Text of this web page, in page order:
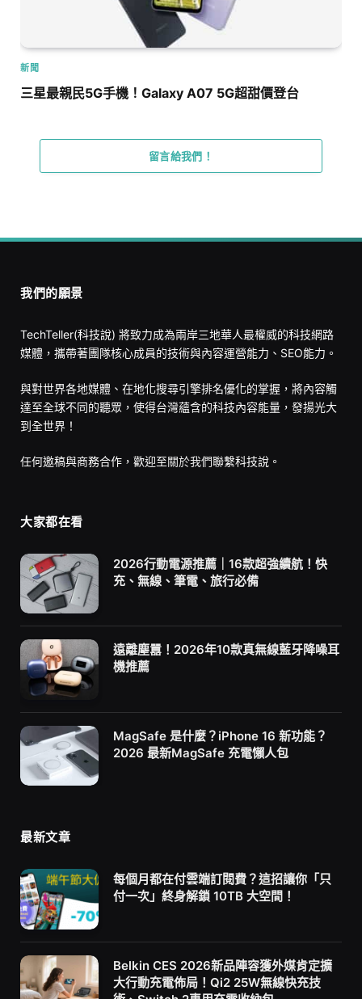
新聞
三星最親民5G手機！Galaxy A07 5G超甜價登台
留言給我們！
我們的願景
TechTeller(科技說) 將致力成為兩岸三地華人最權威的科技網路
媒體，攜帶著團隊核心成員的技術與內容運營能力、SEO能力。
與對世界各地媒體、在地化搜尋引擎排名優化的掌握，將內容觸
達至全球不同的聽眾，使得台灣蘊含的科技內容能量，發揚光大
到全世界！
任何邀稿與商務合作，歡迎至關於我們聯繫科技說。
大家都在看
2026行動電源推薦｜16款超強續航！快
充、無線、筆電、旅行必備
遠離塵囂！2026年10款真無線藍牙降噪耳
機推薦
MagSafe 是什麼？iPhone 16 新功能？
2026 最新MagSafe 充電懶人包
最新文章
每個月都在付雲端訂閱費？這招讓你「只
付一次」終身解鎖 10TB 大空間！
Belkin CES 2026新品陣容獲外媒肯定擴
大行動充電佈局！Qi2 25W無線快充技